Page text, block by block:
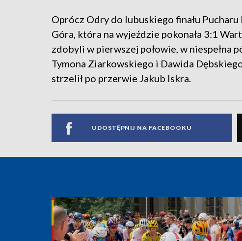
Oprócz Odry do lubuskiego finału
Góra, która na wyjeździe pokonała 3:1
zdobyli w pierwszej połowie, w niespełna
Tymona Ziarkowskiego i Dawida
strzelił po przerwie Jakub Iskra.
UDOSTĘPNIJ NA FACEBOOKU